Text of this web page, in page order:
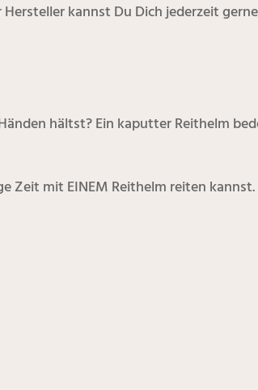
kannst Du Dich jederzeit
hältst? Ein kaputter Reithelm
Zeit mit EINEM Reithelm reiten kannst.